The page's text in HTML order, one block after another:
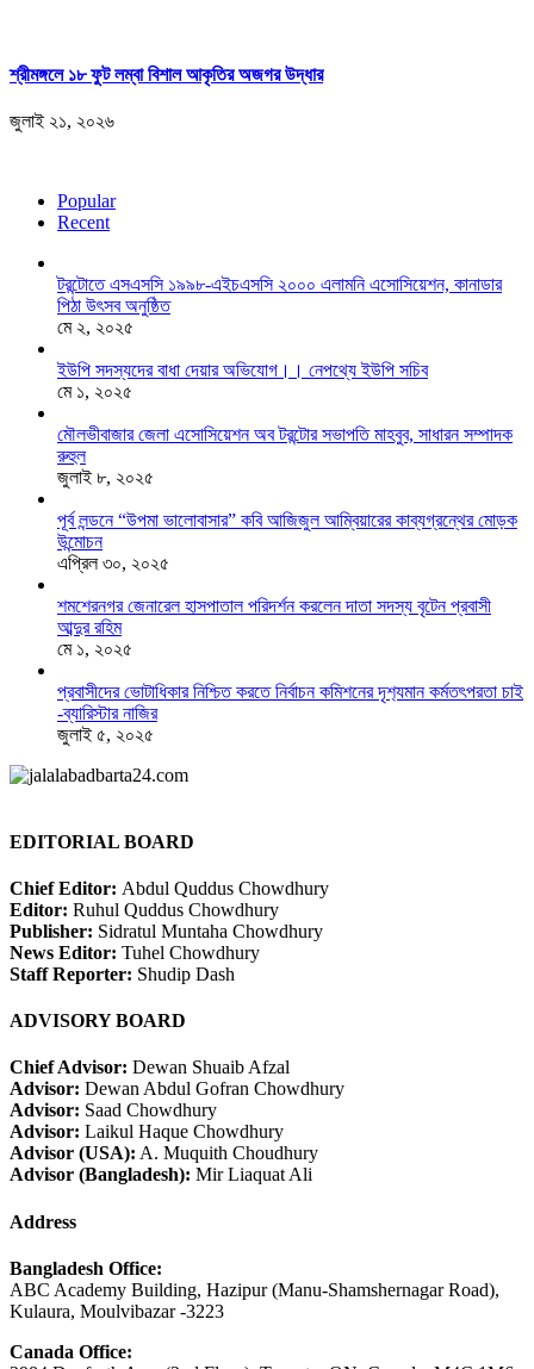
শ্রীমঙ্গলে ১৮ ফুট লম্বা বিশাল আকৃতির অজগর উদ্ধার
জুলাই ২১, ২০২৬
Popular
Recent
টরন্টোতে এসএসসি ১৯৯৮-এইচএসসি ২০০০ এলামনি এসোসিয়েশন, কানাডার
পিঠা উৎসব অনুষ্ঠিত
মে ২, ২০২৫
ইউপি সদস্যদের বাধা দেয়ার অভিযোগ।। নেপথ্যে ইউপি সচিব
মে ১, ২০২৫
মৌলভীবাজার জেলা এসোসিয়েশন অব টরন্টোর সভাপতি মাহবুব, সাধারন সম্পাদক
রুহুল
জুলাই ৮, ২০২৫
পূর্ব লন্ডনে “উপমা ভালোবাসার” কবি আজিজুল আম্বিয়ারের কাব্যগ্রন্থের মোড়ক
উন্মোচন
এপ্রিল ৩০, ২০২৫
শমশেরনগর জেনারেল হাসপাতাল পরিদর্শন করলেন দাতা সদস্য বৃটেন প্রবাসী
আব্দুর রহিম
মে ১, ২০২৫
প্রবাসীদের ভোটাধিকার নিশ্চিত করতে নির্বাচন কমিশনের দৃশ‍্যমান কর্মতৎপরতা চাই
-ব্যারিস্টার নাজির
জুলাই ৫, ২০২৫
EDITORIAL BOARD
Chief Editor: Abdul Quddus Chowdhury
Editor: Ruhul Quddus Chowdhury
Publisher: Sidratul Muntaha Chowdhury
News Editor: Tuhel Chowdhury
Staff Reporter: Shudip Dash
ADVISORY BOARD
Chief Advisor: Dewan Shuaib Afzal
Advisor: Dewan Abdul Gofran Chowdhury
Advisor: Saad Chowdhury
Advisor: Laikul Haque Chowdhury
Advisor (USA): A. Muquith Choudhury
Advisor (Bangladesh): Mir Liaquat Ali
Address
Bangladesh Office:
ABC Academy Building, Hazipur (Manu-Shamshernagar Road),
Kulaura, Moulvibazar -3223
Canada Office: